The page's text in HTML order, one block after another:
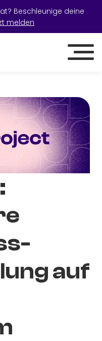
Beschleunige deine
melden
auf